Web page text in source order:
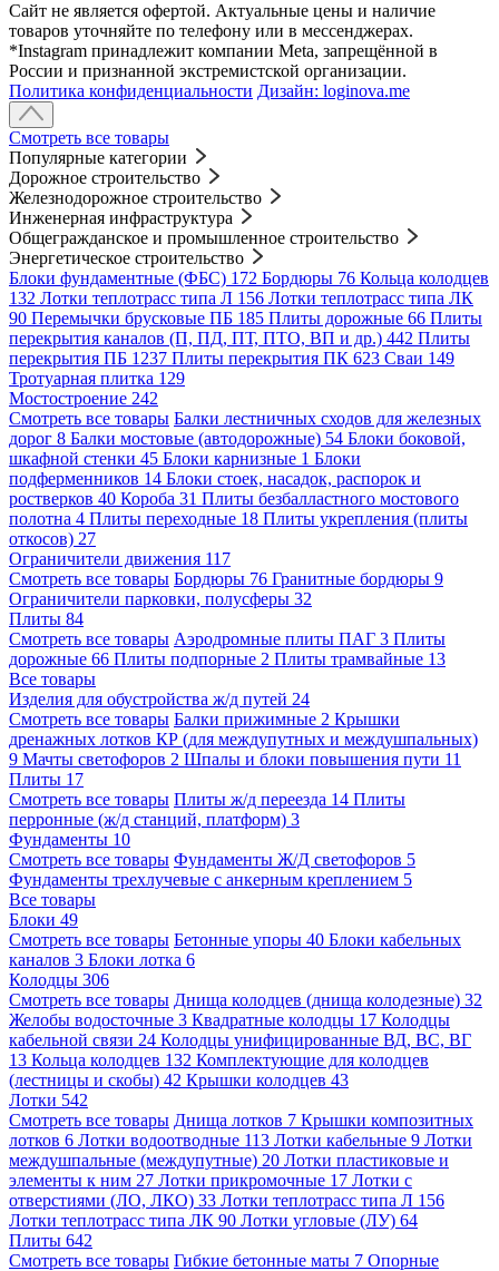
Сайт не является офертой. Актуальные цены и наличие
товаров уточняйте по телефону или в мессенджерах.
*Instagram принадлежит компании Meta, запрещённой в
России и признанной экстремистской организации.
Политика конфиденциальности Дизайн: loginova.me
Смотреть все товары
Популярные категории
Дорожное строительство
Железнодорожное строительство
Инженерная инфраструктура
Общегражданское и промышленное строительство
Энергетическое строительство
Блоки фундаментные (ФБС) 172 Бордюры 76 Кольца колодцев
132 Лотки теплотрасс типа Л 156 Лотки теплотрасс типа ЛК
90 Перемычки брусковые ПБ 185 Плиты дорожные 66 Плиты
перекрытия каналов (П, ПД, ПТ, ПТО, ВП и др.) 442 Плиты
перекрытия ПБ 1237 Плиты перекрытия ПК 623 Сваи 149
Тротуарная плитка 129
Мостостроение 242
Смотреть все товары Балки лестничных сходов для железных
дорог 8 Балки мостовые (автодорожные) 54 Блоки боковой,
шкафной стенки 45 Блоки карнизные 1 Блоки
подферменников 14 Блоки стоек, насадок, распорок и
ростверков 40 Короба 31 Плиты безбалластного мостового
полотна 4 Плиты переходные 18 Плиты укрепления (плиты
откосов) 27
Ограничители движения 117
Смотреть все товары Бордюры 76 Гранитные бордюры 9
Ограничители парковки, полусферы 32
Плиты 84
Смотреть все товары Аэродромные плиты ПАГ 3 Плиты
дорожные 66 Плиты подпорные 2 Плиты трамвайные 13
Все товары
Изделия для обустройства ж/д путей 24
Смотреть все товары Балки прижимные 2 Крышки
дренажных лотков КР (для междупутных и междушпальных)
9 Мачты светофоров 2 Шпалы и блоки повышения пути 11
Плиты 17
Смотреть все товары Плиты ж/д переезда 14 Плиты
перронные (ж/д станций, платформ) 3
Фундаменты 10
Смотреть все товары Фундаменты Ж/Д светофоров 5
Фундаменты трехлучевые с анкерным креплением 5
Все товары
Блоки 49
Смотреть все товары Бетонные упоры 40 Блоки кабельных
каналов 3 Блоки лотка 6
Колодцы 306
Смотреть все товары Днища колодцев (днища колодезные) 32
Желобы водосточные 3 Квадратные колодцы 17 Колодцы
кабельной связи 24 Колодцы унифицированные ВД, ВС, ВГ
13 Кольца колодцев 132 Комплектующие для колодцев
(лестницы и скобы) 42 Крышки колодцев 43
Лотки 542
Смотреть все товары Днища лотков 7 Крышки композитных
лотков 6 Лотки водоотводные 113 Лотки кабельные 9 Лотки
междушпальные (междупутные) 20 Лотки пластиковые и
элементы к ним 27 Лотки прикромочные 17 Лотки с
отверстиями (ЛО, ЛКО) 33 Лотки теплотрасс типа Л 156
Лотки теплотрасс типа ЛК 90 Лотки угловые (ЛУ) 64
Плиты 642
Смотреть все товары Гибкие бетонные маты 7 Опорные